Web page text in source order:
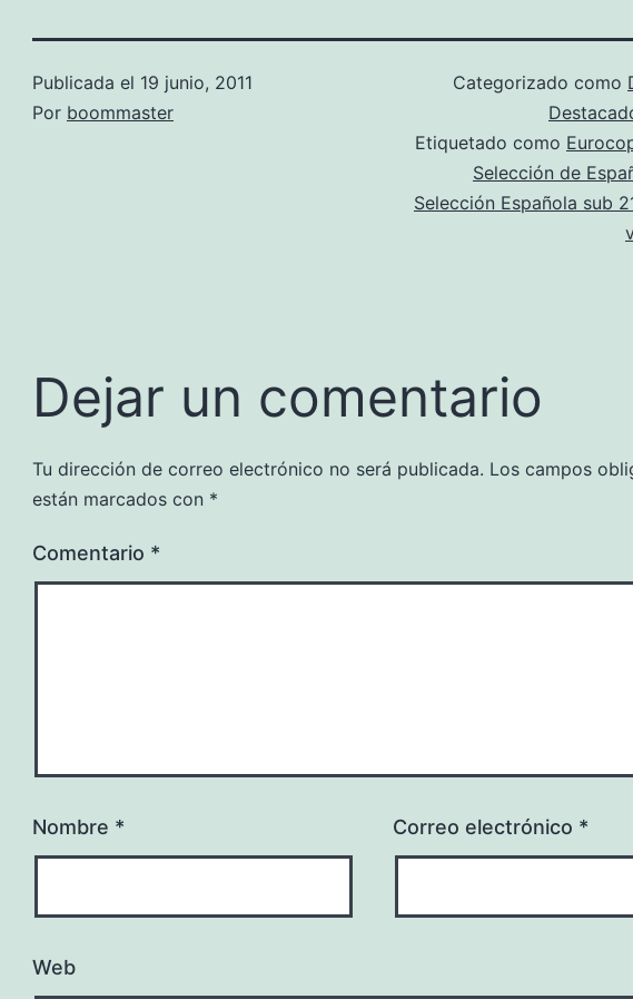
Publicada el 19 junio, 2011
Por boommaster
Categorizado como
Etiquetado como
Selección de
Selección Española sub
Dejar un comentario
Tu dirección de correo electrónico no será publicada. Los campos
están marcados con *
Comentario *
Nombre * Correo electrónico *
Web